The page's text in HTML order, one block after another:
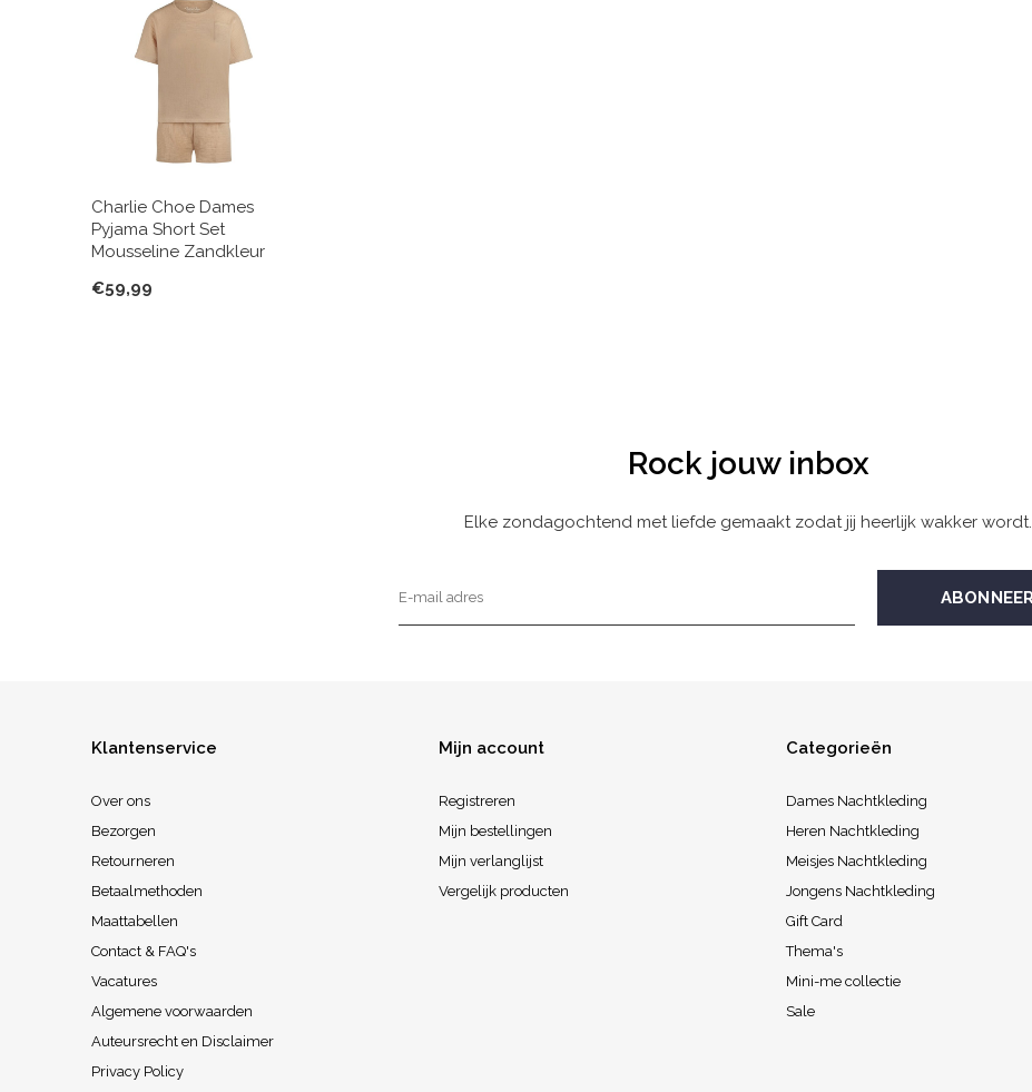
Charlie Choe Dames
Pyjama Short Set
Mousseline Zandkleur
€59,99
Rock jouw inbox
Elke zondagochtend met liefde gemaakt zodat jij heerlijk wakker wordt.
Klantenservice
Over ons
Bezorgen
Retourneren
Betaalmethoden
Maattabellen
Contact & FAQ's
Vacatures
Algemene voorwaarden
Auteursrecht en Disclaimer
Privacy Policy
Mijn account
Registreren
Mijn bestellingen
Mijn verlanglijst
Vergelijk producten
Categorieën
Dames Nachtkleding
Heren Nachtkleding
Meisjes Nachtkleding
Jongens Nachtkleding
Gift Card
Thema's
Mini-me collectie
Sale